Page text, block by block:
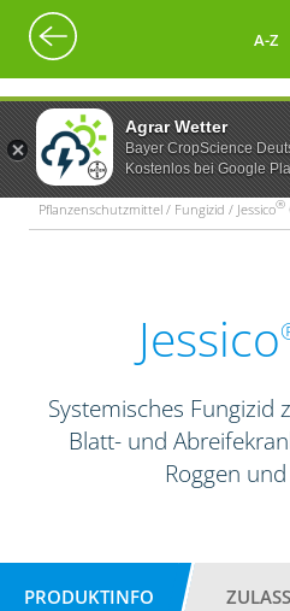
Agrar Wetter
Bayer CropScience
Kostenlos bei Google
A-Z
Pflanzenschutzmittel / Fungizid / Jessico®
Jessico
Systemisches Fungizid
Blatt- und
Roggen
PRODUKTINFO